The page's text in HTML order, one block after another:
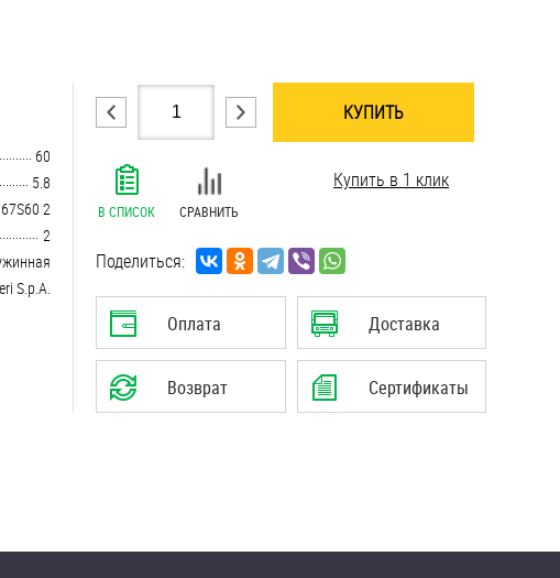
60
5.8
2
2
S.p.A.
КУПИТЬ
В СПИСОК СРАВНИТЬ
Купить в 1 клик
Поделиться:
Оплата Доставка
Возврат Сертификаты